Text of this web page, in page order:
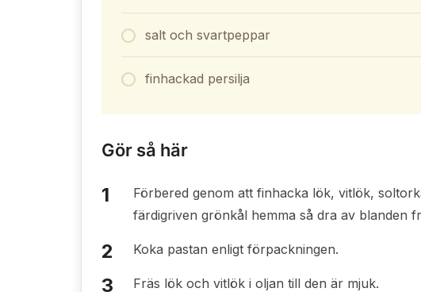
salt och svartpeppar
finhackad persilja
Gör så här
Förbered genom att finhacka lök, vitlök,
färdigriven grönkål hemma så dra av blanden
Koka pastan enligt förpackningen.
Fräs lök och vitlök i oljan till den är mjuk.